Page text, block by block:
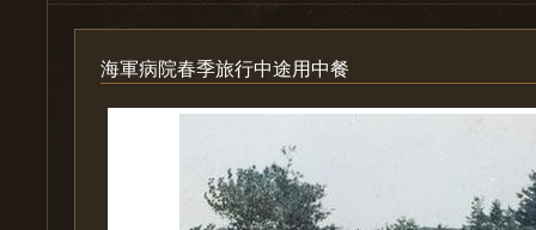
海軍病院春季旅行中途用中餐